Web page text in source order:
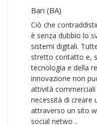
Bari (BA)
Ciò che
è senza dubbio lo
sistemi digitali.
stretto contatto e,
tecnologia e della
innovazione non
attività
necessità di creare
attraverso un sito
social netwo ..